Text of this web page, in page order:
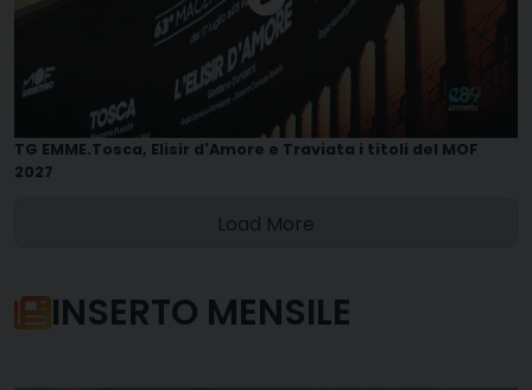
TG EMME.Tosca, Elisir d'Amore e Traviata i titoli del MOF
2027
Load More
INSERTO MENSILE